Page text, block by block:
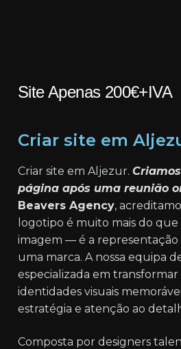
Site Apenas 200€+IVA
Criar site em
Criar site em Aljezur.
página após uma reunião
Beavers Agency,
logotipo é muito mais do que
imagem — é a representação
uma marca. A nossa equipa
especializada em transformar
identidades visuais
estratégia e atenção ao
Composta por designers